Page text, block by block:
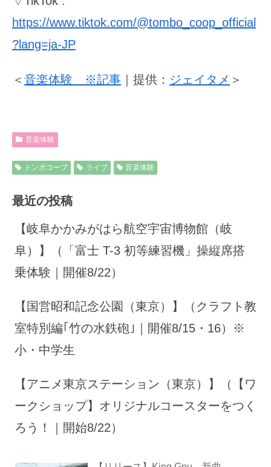
https://www.tiktok.com/@tombo_coop_official
?lang=ja-JP
＜ 音楽体験 ※記事 ｜提供： ジェイタメ ＞
音楽体験
トンボコープ ライブ 音楽体験
最近の投稿
【岐阜かかみがはら航空宇宙博物館（岐
阜）】（「富士 T-3 初等練習機」操縦席搭
乗体験｜開催8/22）
【国営昭和記念公園（東京）】（クラフト教
室特別編｢竹の水鉄砲｣｜開催8/15・16）※
小・中学生
【アニメ東京ステーション（東京）】（【ワ
ークショップ】オリジナルコースターをつく
ろう！｜開始8/22）